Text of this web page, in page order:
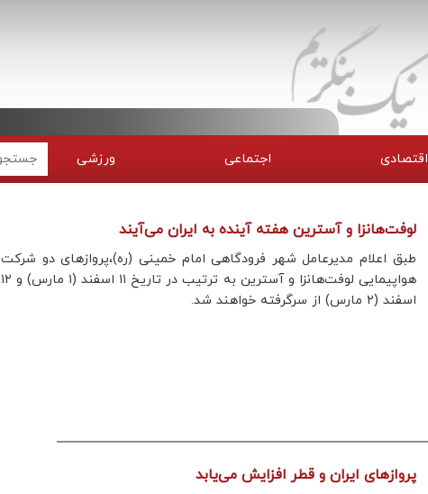
اقتصادی اجتماعی ورزشی
لوفت‌هانزا و آسترین هفته آینده به ایران می‌آیند
طبق اعلام مدیرعامل شهر فرودگاهی امام خمینی (ره)،پروازهای دو شرکت
هواپیمایی لوفت‌هانزا و آسترین به ترتیب در تاریخ ۱۱ اسفند (۱ مارس) و ۱۲
اسفند (۲ مارس) از سرگرفته خواهند شد.
پروازهای ایران و قطر افزایش می‌یابد